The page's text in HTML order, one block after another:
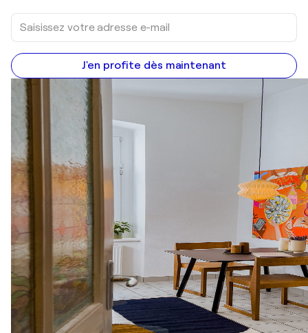
J'en profite dès maintenant